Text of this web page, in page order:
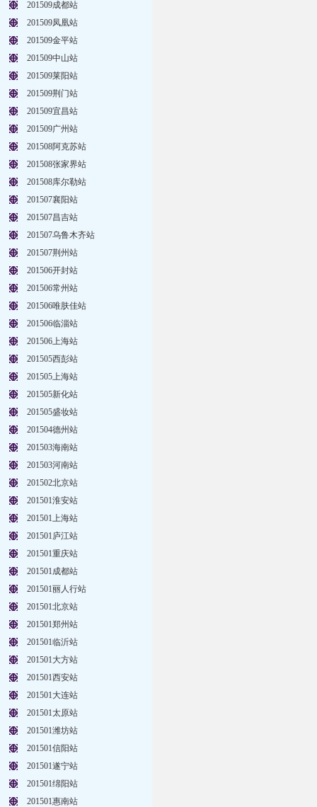
201509成都站
201509凤凰站
201509金平站
201509中山站
201509莱阳站
201509荆门站
201509宜昌站
201509广州站
201508阿克苏站
201508张家界站
201508库尔勒站
201507襄阳站
201507昌吉站
201507乌鲁木齐站
201507荆州站
201506开封站
201506常州站
201506唯肤佳站
201506临淄站
201506上海站
201505西彭站
201505上海站
201505新化站
201505盛妆站
201504德州站
201503海南站
201503河南站
201502北京站
201501淮安站
201501上海站
201501庐江站
201501重庆站
201501成都站
201501丽人行站
201501北京站
201501郑州站
201501临沂站
201501大方站
201501西安站
201501大连站
201501太原站
201501潍坊站
201501信阳站
201501遂宁站
201501绵阳站
201501惠南站